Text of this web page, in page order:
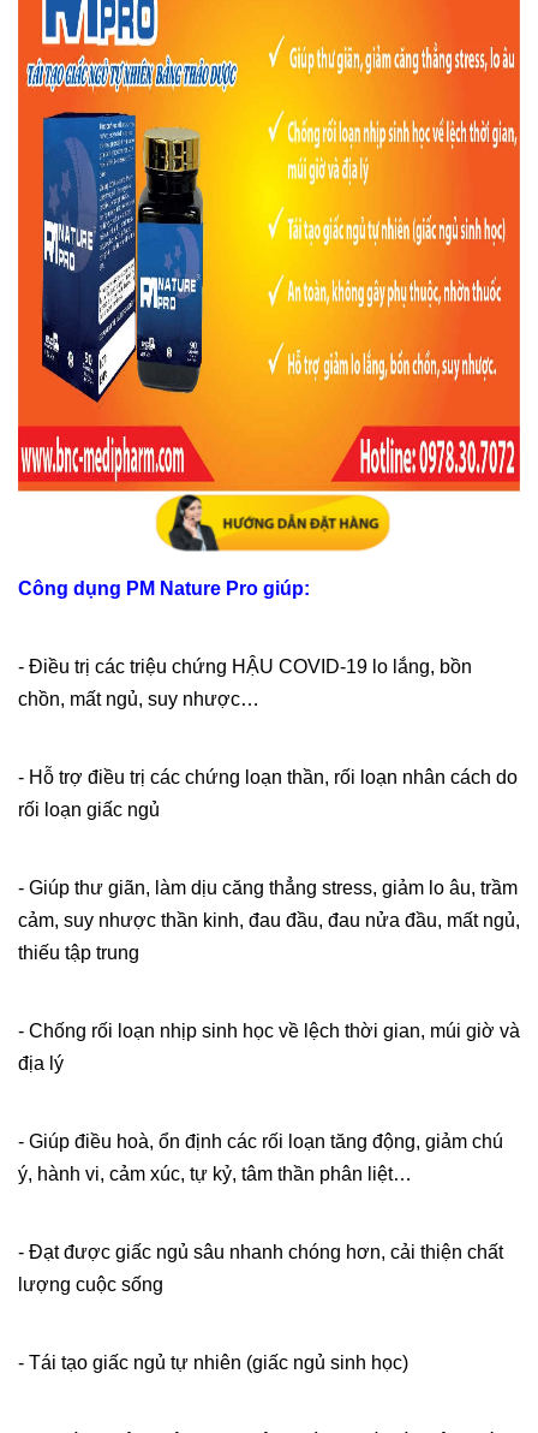
Công dụng PM Nature Pro giúp:
- Điều trị các triệu chứng HẬU COVID-19 lo lắng, bồn
chồn, mất ngủ, suy nhược…
- Hỗ trợ điều trị các chứng loạn thần, rối loạn nhân cách do
rối loạn giấc ngủ
- Giúp thư giãn, làm dịu căng thẳng stress, giảm lo âu, trầm
cảm, suy nhược thần kinh, đau đầu, đau nửa đầu, mất ngủ,
thiếu tập trung
- Chống rối loạn nhịp sinh học về lệch thời gian, múi giờ và
địa lý
- Giúp điều hoà, ổn định các rối loạn tăng động, giảm chú
ý, hành vi, cảm xúc, tự kỷ, tâm thần phân liệt…
- Đạt được giấc ngủ sâu nhanh chóng hơn, cải thiện chất
lượng cuộc sống
- Tái tạo giấc ngủ tự nhiên (giấc ngủ sinh học)